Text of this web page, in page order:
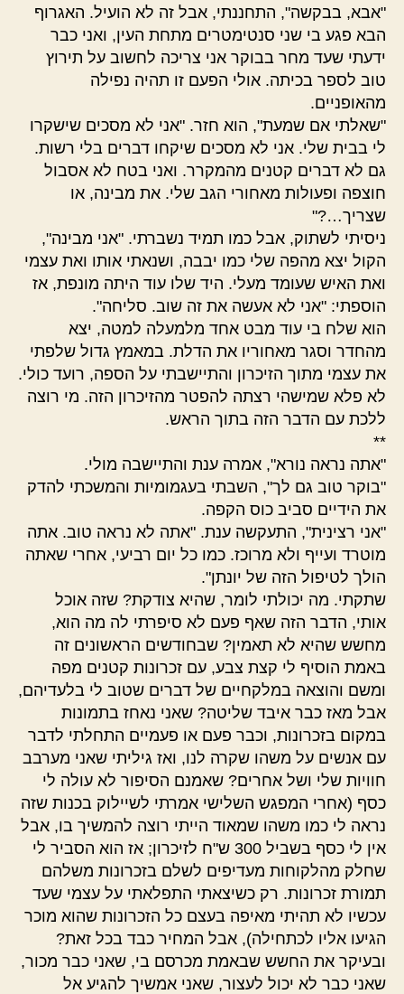
"אבא, בבקשה", התחננתי, אבל זה לא הועיל. האגרוף
הבא פגע בי שני סנטימטרים מתחת העין, ואני כבר
ידעתי שעד מחר בבוקר אני צריכה לחשוב על תירוץ
טוב לספר בכיתה. אולי הפעם זו תהיה נפילה
מהאופניים.
"שאלתי אם שמעת", הוא חזר. "אני לא מסכים שישקרו
לי בבית שלי. אני לא מסכים שיקחו דברים בלי רשות.
גם לא דברים קטנים מהמקרר. ואני בטח לא אסבול
חוצפה ופעולות מאחורי הגב שלי. את מבינה, או
שצריך…?"
ניסיתי לשתוק, אבל כמו תמיד נשברתי. "אני מבינה",
הקול יצא מהפה שלי כמו יבבה, ושנאתי אותו ואת עצמי
ואת האיש שעומד מעלי. היד שלו עוד היתה מונפת, אז
הוספתי: "אני לא אעשה את זה שוב. סליחה".
הוא שלח בי עוד מבט אחד מלמעלה למטה, יצא
מהחדר וסגר מאחוריו את הדלת. במאמץ גדול שלפתי
את עצמי מתוך הזיכרון והתיישבתי על הספה, רועד כולי.
לא פלא שמישהי רצתה להפטר מהזיכרון הזה. מי רוצה
ללכת עם הדבר הזה בתוך הראש.
**
"אתה נראה נורא", אמרה ענת והתיישבה מולי.
"בוקר טוב גם לך", השבתי בעגמומיות והמשכתי להדק
את הידיים סביב כוס הקפה.
"אני רצינית", התעקשה ענת. "אתה לא נראה טוב. אתה
מוטרד ועייף ולא מרוכז. כמו כל יום רביעי, אחרי שאתה
הולך לטיפול הזה של יונתן".
שתקתי. מה יכולתי לומר, שהיא צודקת? שזה אוכל
אותי, הדבר הזה שאף פעם לא סיפרתי לה מה הוא,
מחשש שהיא לא תאמין? שבחודשים הראשונים זה
באמת הוסיף לי קצת צבע, עם זכרונות קטנים מפה
ומשם והוצאה במלקחיים של דברים שטוב לי בלעדיהם,
אבל מאז כבר איבד שליטה? שאני נאחז בתמונות
במקום בזכרונות, וכבר פעם או פעמיים התחלתי לדבר
עם אנשים על משהו שקרה לנו, ואז גיליתי שאני מערבב
חוויות שלי ושל אחרים? שאמנם הסיפור לא עולה לי
כסף (אחרי המפגש השלישי אמרתי לשיילוק בכנות שזה
נראה לי כמו משהו שמאוד הייתי רוצה להמשיך בו, אבל
אין לי כסף בשביל 300 ש"ח לזיכרון; אז הוא הסביר לי
שחלק מהלקוחות מעדיפים לשלם בזכרונות משלהם
תמורת זכרונות. רק כשיצאתי התפלאתי על עצמי שעד
עכשיו לא תהיתי מאיפה בעצם כל הזכרונות שהוא מוכר
הגיעו אליו לכתחילה), אבל המחיר כבד בכל זאת?
ובעיקר את החשש שבאמת מכרסם בי, שאני כבר מכור,
שאני כבר לא יכול לעצור, שאני אמשיך להגיע אל